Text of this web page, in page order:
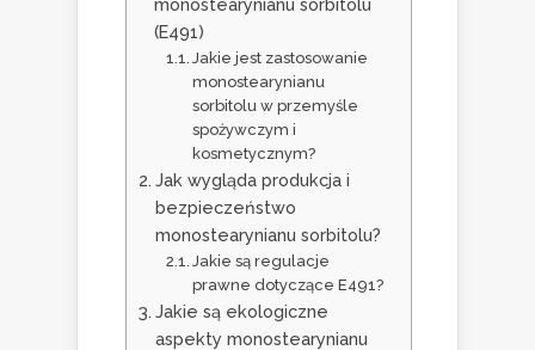
(E491)
Jakie jest zastosowanie
monostearynianu
sorbitolu w przemyśle
spożywczym i
kosmetycznym?
Jak wygląda produkcja i
bezpieczeństwo
monostearynianu sorbitolu?
Jakie są regulacje
prawne dotyczące E491?
Jakie są ekologiczne
aspekty monostearynianu